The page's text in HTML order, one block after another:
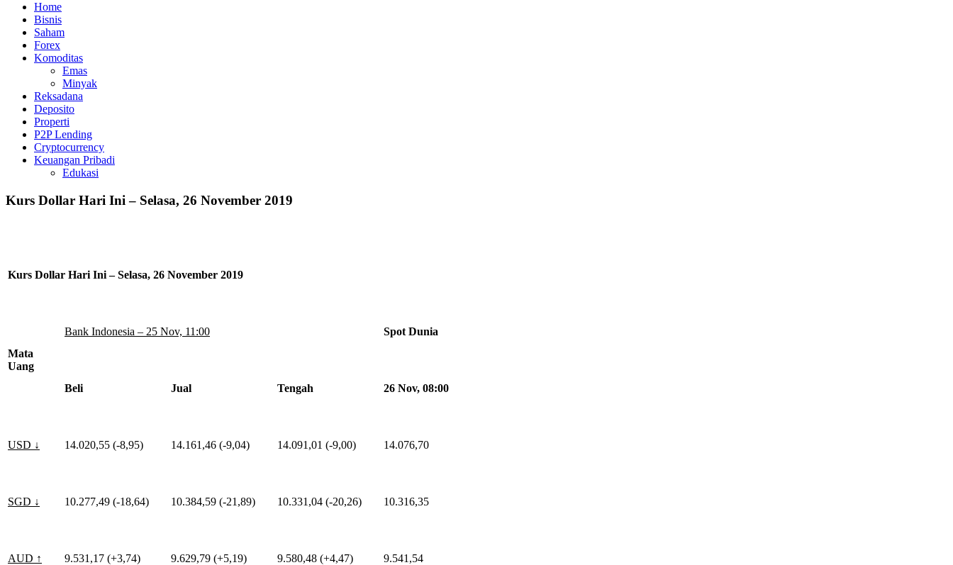
Home
Bisnis
Saham
Forex
Komoditas
Emas
Minyak
Reksadana
Deposito
Properti
P2P Lending
Cryptocurrency
Keuangan Pribadi
Edukasi
Kurs Dollar Hari Ini – Selasa, 26 November 2019
Kurs Dollar Hari Ini – Selasa, 26 November 2019
Mata
Uang
Bank Indonesia – 25 Nov, 11:00 Spot Dunia
Beli Jual Tengah 26 Nov, 08:00
USD ↓ 14.020,55 (-8,95) 14.161,46 (-9,04) 14.091,01 (-9,00) 14.076,70
SGD ↓ 10.277,49 (-18,64) 10.384,59 (-21,89) 10.331,04 (-20,26) 10.316,35
AUD ↑ 9.531,17 (+3,74) 9.629,79 (+5,19) 9.580,48 (+4,47) 9.541,54